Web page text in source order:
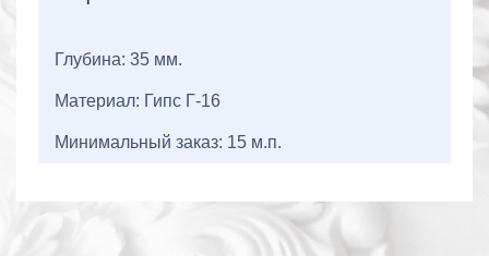
Глубина: 35 мм.
Материал: Гипс Г-16
Минимальный заказ: 15 м.п.